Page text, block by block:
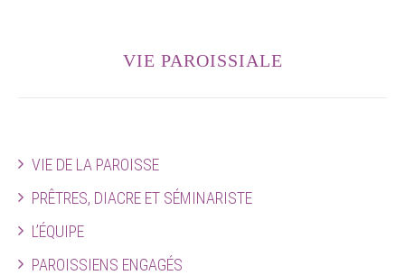
VIE PAROISSIALE
VIE DE LA PAROISSE
PRÊTRES, DIACRE ET SÉMINARISTE
L’ÉQUIPE
PAROISSIENS ENGAGÉS